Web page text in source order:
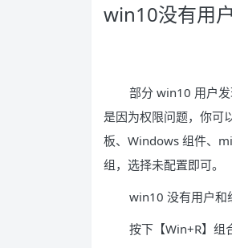
win10没有用
部分 win10 用户
是因为权限问题，你可
板、Windows 组件、
组，选择未配置即可。
win10 没有用户和
按下【Win+R】组